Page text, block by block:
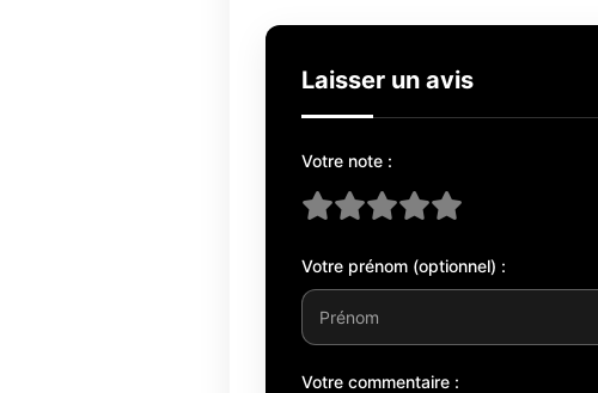
Laisser un avis
Votre note :
Votre prénom (optionnel) :
Votre commentaire :